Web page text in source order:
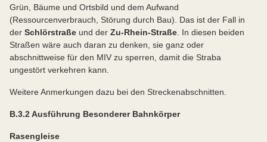
Grün, Bäume und Ortsbild und dem Aufwand
(Ressourcenverbrauch, Störung durch Bau). Das ist der Fall in
der Schlörstraße und der Zu-Rhein-Straße . In diesen beiden
Straßen wäre auch daran zu denken, sie ganz oder
abschnittweise für den MIV zu sperren, damit die Straba
ungestört verkehren kann.
Weitere Anmerkungen dazu bei den Streckenabschnitten.
B.3.2 Ausführung Besonderer Bahnkörper
Rasengleise